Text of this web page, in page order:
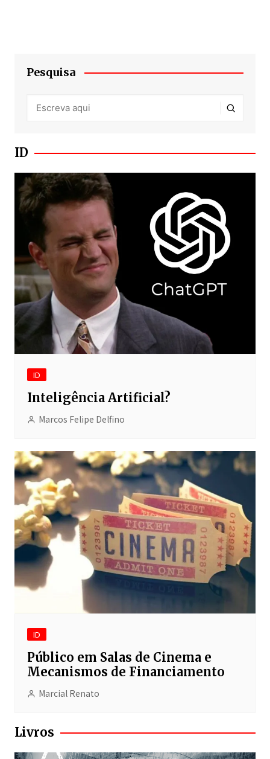
Pesquisa
ID
ID
Inteligência Artificial?
Marcos Felipe Delfino
ID
Público em Salas de Cinema e
Mecanismos de Financiamento
Marcial Renato
Livros